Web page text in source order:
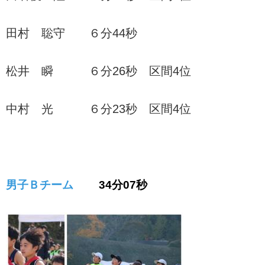
田村 聡守 ６分44秒
松井 瞬 ６分26秒 区間4位
中村 光 ６分23秒 区間4位
男子Ｂチーム 34分07秒